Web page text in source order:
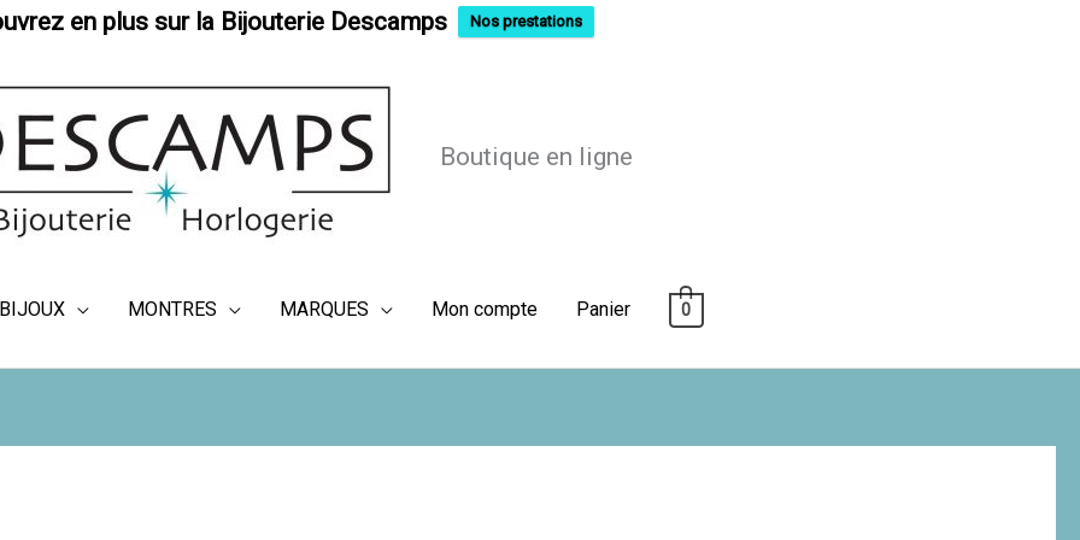
en plus sur la Bijouterie Descamps Nos prestations
Boutique en ligne
BIJOUX MONTRES MARQUES Mon compte Panier 0